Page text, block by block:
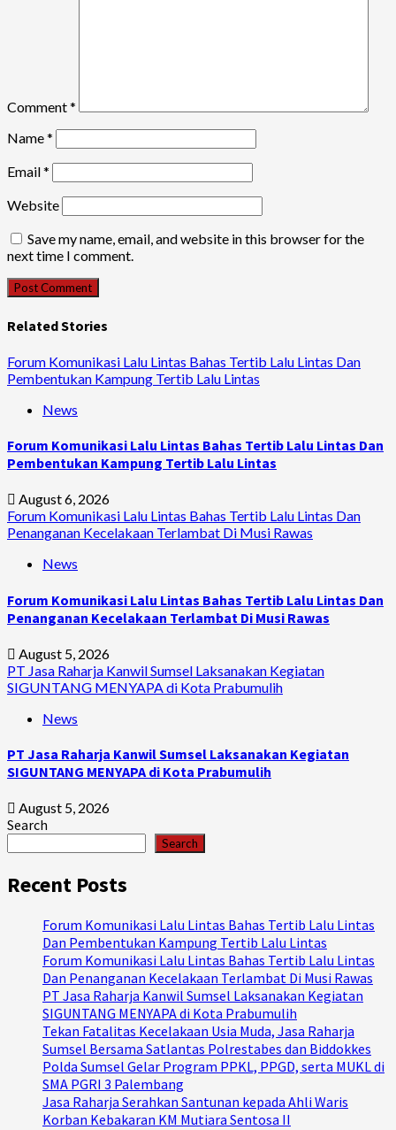
Comment*
Name*
Email*
Website
Save my name, email, and website in this browser for the
next time I comment.
Related Stories
Forum Komunikasi Lalu Lintas Bahas Tertib Lalu Lintas Dan
Pembentukan Kampung Tertib Lalu Lintas
News
Forum Komunikasi Lalu Lintas Bahas Tertib Lalu Lintas Dan
Pembentukan Kampung Tertib Lalu Lintas
August 6, 2026
Forum Komunikasi Lalu Lintas Bahas Tertib Lalu Lintas Dan
Penanganan Kecelakaan Terlambat Di Musi Rawas
News
Forum Komunikasi Lalu Lintas Bahas Tertib Lalu Lintas Dan
Penanganan Kecelakaan Terlambat Di Musi Rawas
August 5, 2026
PT Jasa Raharja Kanwil Sumsel Laksanakan Kegiatan
SIGUNTANG MENYAPA di Kota Prabumulih
News
PT Jasa Raharja Kanwil Sumsel Laksanakan Kegiatan
SIGUNTANG MENYAPA di Kota Prabumulih
August 5, 2026
Search
Search
Recent Posts
Forum Komunikasi Lalu Lintas Bahas Tertib Lalu Lintas
Dan Pembentukan Kampung Tertib Lalu Lintas
Forum Komunikasi Lalu Lintas Bahas Tertib Lalu Lintas
Dan Penanganan Kecelakaan Terlambat Di Musi Rawas
PT Jasa Raharja Kanwil Sumsel Laksanakan Kegiatan
SIGUNTANG MENYAPA di Kota Prabumulih
Tekan Fatalitas Kecelakaan Usia Muda, Jasa Raharja
Sumsel Bersama Satlantas Polrestabes dan Biddokkes
Polda Sumsel Gelar Program PPKL, PPGD, serta MUKL di
SMA PGRI 3 Palembang
Jasa Raharja Serahkan Santunan kepada Ahli Waris
Korban Kebakaran KM Mutiara Sentosa II